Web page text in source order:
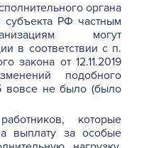
органа
субъекта РФ частным
могут
в соответствии с п.
закона от 12.11.2019
подобного
не было (было
которые
выплату за особые